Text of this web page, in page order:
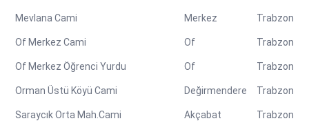
Mevlana Cami Merkez Trabzon
Of Merkez Cami Of Trabzon
Of Merkez Öğrenci Yurdu Of Trabzon
Orman Üstü Köyü Cami Değirmendere Trabzon
Saraycık Orta Mah.Cami Akçabat Trabzon